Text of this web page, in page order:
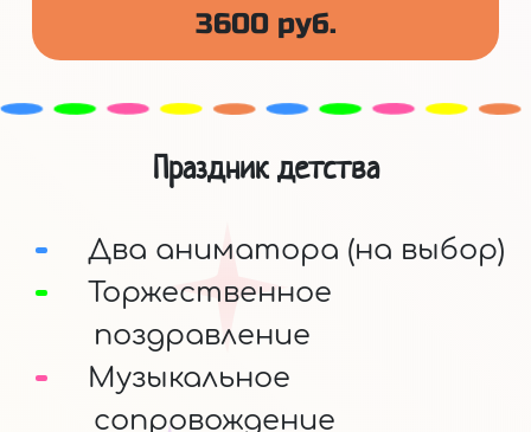
3600 руб.
Праздник детства
Два аниматора (на выбор)
Торжественное
поздравление
Музыкальное
сопровождение